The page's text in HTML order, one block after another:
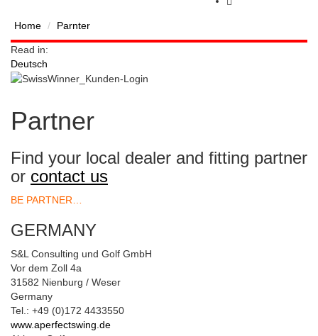
Home Parnter
Read in:
Deutsch
Partner
Find your local dealer and fitting partner
or contact us
BE PARTNER…
GERMANY
S&L Consulting und Golf GmbH
Vor dem Zoll 4a
31582 Nienburg / Weser
Germany
Tel.: +49 (0)172 4433550
www.aperfectswing.de